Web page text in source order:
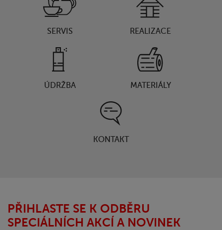
SERVIS REALIZACE
ÚDRŽBA MATERIÁLY
KONTAKT
PŘIHLASTE SE K ODBĚRU
SPECIÁLNÍCH AKCÍ A NOVINEK